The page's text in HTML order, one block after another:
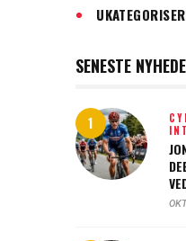
SENESTE